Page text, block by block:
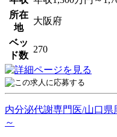
所在
地
大阪府
ベッ
ド数
270
内分泌代謝専門医/山口県
～